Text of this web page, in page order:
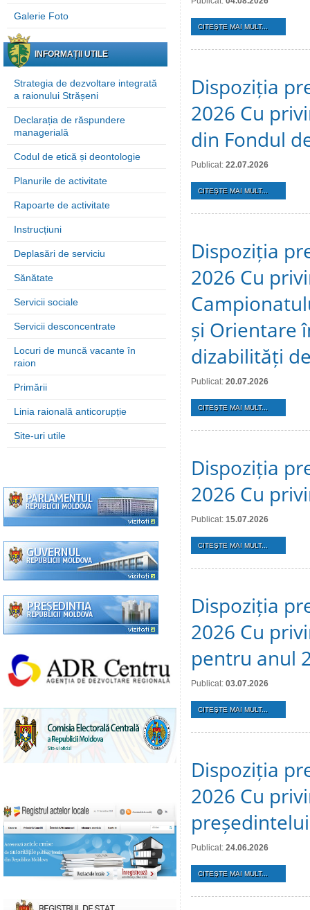
Galerie Foto
INFORMAȚII UTILE
Strategia de dezvoltare integrată
a raionului Strășeni
Declarația de răspundere
managerială
Codul de etică și deontologie
Planurile de activitate
Rapoarte de activitate
Instrucțiuni
Deplasări de serviciu
Sănătate
Servicii sociale
Servicii desconcentrate
Locuri de muncă vacante în
raion
Primării
Linia raională anticorupție
Site-uri utile
CITEŞTE MAI MULT...
Dispoziția
2026 Cu
din Fondul
Publicat: 22.07.2026
CITEŞTE MAI MULT...
Dispoziția
2026 Cu
și Orientare
dizabilități
Publicat: 20.07.2026
CITEŞTE MAI MULT...
Dispoziția
2026 Cu
Publicat: 15.07.2026
CITEŞTE MAI MULT...
Dispoziția
2026 Cu
pentru anul
Publicat: 03.07.2026
CITEŞTE MAI MULT...
Dispoziția
2026 Cu
Publicat: 24.06.2026
CITEŞTE MAI MULT...